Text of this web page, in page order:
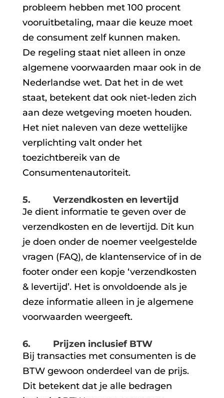
probleem hebben met 100 procent
vooruitbetaling, maar die keuze moet
de consument zelf kunnen maken.
De regeling staat niet alleen in onze
algemene voorwaarden maar ook in de
Nederlandse wet. Dat het in de wet
staat, betekent dat ook niet-leden zich
aan deze wetgeving moeten houden.
Het niet naleven van deze wettelijke
verplichting valt onder het
toezichtbereik van de
Consumentenautoriteit.
5. Verzendkosten en levertijd
Je dient informatie te geven over de
verzendkosten en de levertijd. Dit kun
je doen onder de noemer veelgestelde
vragen (FAQ), de klantenservice of in de
footer onder een kopje ‘verzendkosten
& levertijd’. Het is onvoldoende als je
deze informatie alleen in je algemene
voorwaarden weergeeft.
6. Prijzen inclusief BTW
Bij transacties met consumenten is de
BTW gewoon onderdeel van de prijs.
Dit betekent dat je alle bedragen